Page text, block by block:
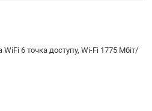
WiFi 6 точка доступу, Wi-Fi 1775 Мбіт/